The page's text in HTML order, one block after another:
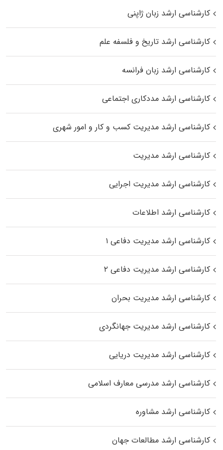
کارشناسی ارشد زبان ژاپنی
کارشناسی ارشد تاریخ و فلسفه علم
کارشناسی ارشد زبان فرانسه
کارشناسی ارشد مددکاری اجتماعی
کارشناسی ارشد مدیریت کسب و کار و امور شهری
کارشناسی ارشد مدیریت
کارشناسی ارشد مدیریت اجرایی
کارشناسی ارشد اطلاعات
کارشناسی ارشد مدیریت دفاعی ۱
کارشناسی ارشد مدیریت دفاعی ۲
کارشناسی ارشد مدیریت بحران
کارشناسی ارشد مدیریت جهانگردی
کارشناسی ارشد مدیریت دریایی
کارشناسی ارشد مدرسی معارف اسلامی
کارشناسی ارشد مشاوره
کارشناسی ارشد مطالعات جهان